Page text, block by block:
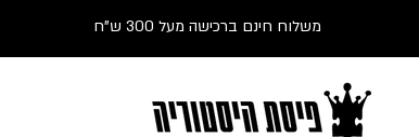
משלוח חינם ברכישה מעל 300 ש"ח